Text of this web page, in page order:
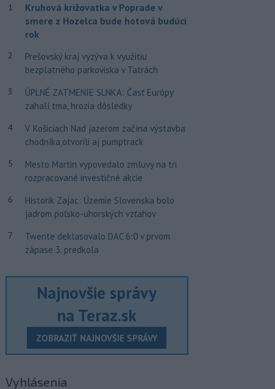
1
Kruhová križovatka v Poprade v
smere z Hozelca bude hotová budúci
rok
2
Prešovský kraj vyzýva k využitiu
bezplatného parkoviska v Tatrách
3
ÚPLNÉ ZATMENIE SLNKA: Časť Európy
zahalí tma, hrozia dôsledky
4
V Košiciach Nad jazerom začína výstavba
chodníka,otvorili aj pumptrack
5
Mesto Martin vypovedalo zmluvy na tri
rozpracované investičné akcie
6
Historik Zajac: Územie Slovenska bolo
jadrom poľsko-uhorských vzťahov
7
Twente deklasovalo DAC 6:0 v prvom
zápase 3. predkola
Najnovšie správy
na Teraz.sk
ZOBRAZIŤ NAJNOVŠIE SPRÁVY
Vyhlásenia